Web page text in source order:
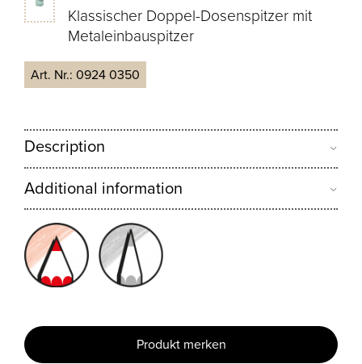
Klassischer Doppel-Dosenspitzer mit
Metaleinbauspitzer
Art. Nr.:0924 0350
Description
Additional information
Produkt merken